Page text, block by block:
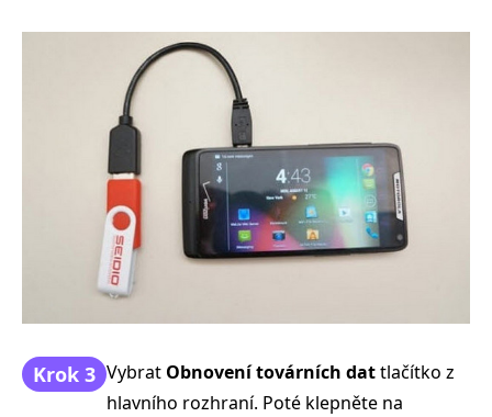
Krok 3 Vybrat Obnovení továrních dattlačítko z
hlavního rozhraní. Poté klepněte na